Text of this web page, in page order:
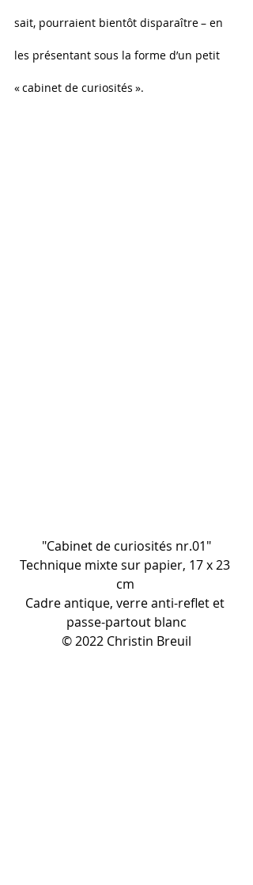
sait, pourraient bientôt disparaître – en
les présentant sous la forme d’un petit
« cabinet de curiosités ».
"Cabinet de curiosités nr.01"
Technique mixte sur papier, 17 x 23
cm
Cadre antique, verre anti-reflet et
passe-partout blanc
© 2022 Christin Breuil